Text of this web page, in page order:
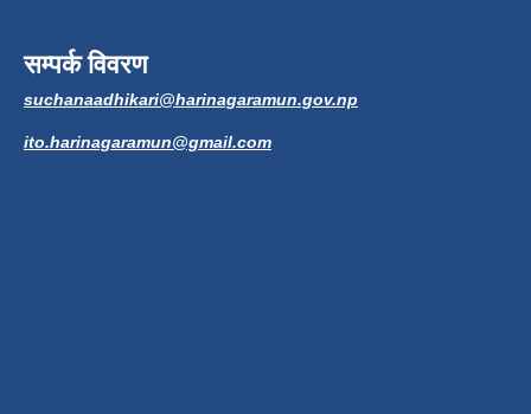
सम्पर्क विवरण
suchanaadhikari@harinagaramun.gov.np
ito.harinagaramun@gmail.com